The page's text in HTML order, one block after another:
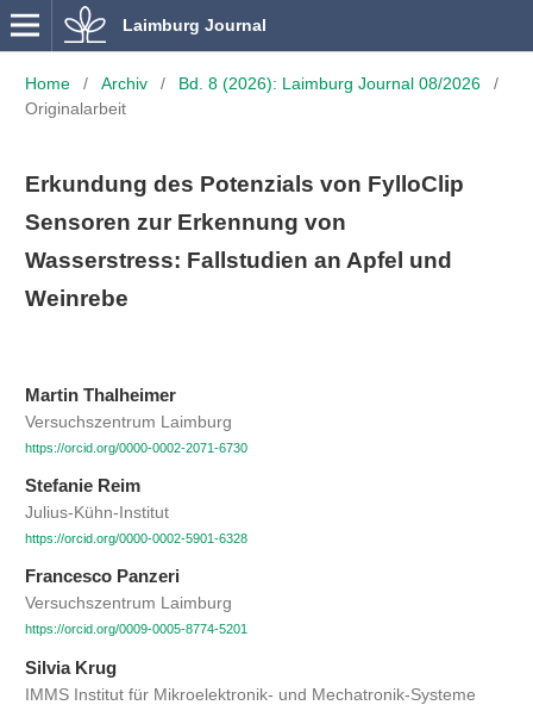
Laimburg Journal
Home / Archiv / Bd. 8 (2026): Laimburg Journal 08/2026
/
Originalarbeit
Erkundung des Potenzials von FylloClip
Sensoren zur Erkennung von
Wasserstress: Fallstudien an Apfel und
Weinrebe
Martin Thalheimer
Versuchszentrum Laimburg
https://orcid.org/0000-0002-2071-6730
Stefanie Reim
Julius-Kühn-Institut
https://orcid.org/0000-0002-5901-6328
Francesco Panzeri
Versuchszentrum Laimburg
https://orcid.org/0009-0005-8774-5201
Silvia Krug
IMMS Institut für Mikroelektronik- und Mechatronik-Systeme